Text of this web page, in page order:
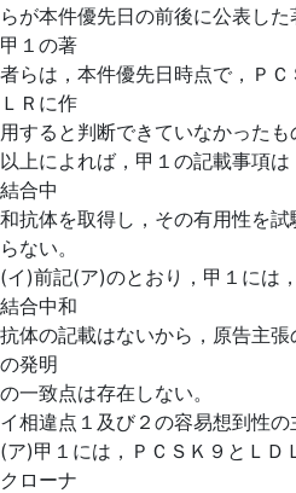
らが本件優先日の前後に公表し
甲１の著
者らは，本件優先日時点で，Ｐ
ＬＲに作
用すると判断できていなかったも
以上によれば，甲１の記載事項
結合中
和抗体を取得し，その有用性を
らない。
(イ)前記(ア)のとおり，甲１には
結合中和
抗体の記載はないから，原告主
の発明
の一致点は存在しない。
イ相違点１及び２の容易想到性の
(ア)甲１には，ＰＣＳＫ９とＬＤ
クローナ